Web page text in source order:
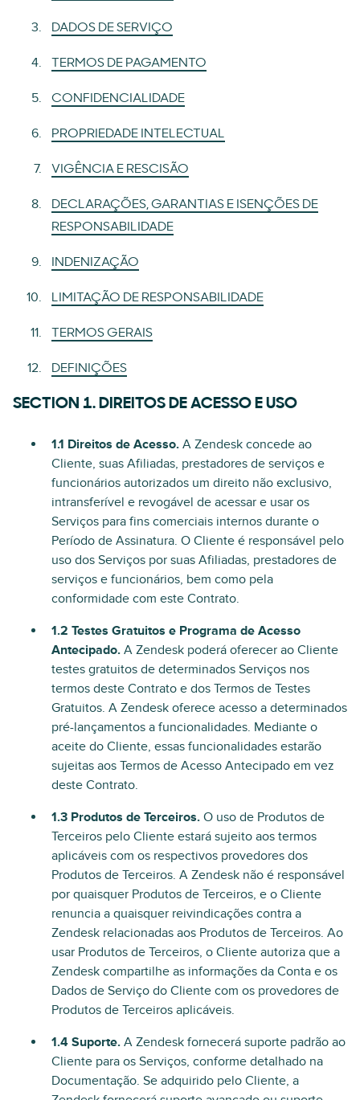
DADOS DE SERVIÇO
TERMOS DE PAGAMENTO
CONFIDENCIALIDADE
PROPRIEDADE INTELECTUAL
VIGÊNCIA E RESCISÃO
DECLARAÇÕES, GARANTIAS E ISENÇÕES DE
RESPONSABILIDADE
INDENIZAÇÃO
LIMITAÇÃO DE RESPONSABILIDADE
TERMOS GERAIS
DEFINIÇÕES
SECTION 1. DIREITOS DE ACESSO E USO
1.1 Direitos de Acesso. A Zendesk concede ao
Cliente, suas Afiliadas, prestadores de serviços e
funcionários autorizados um direito não exclusivo,
intransferível e revogável de acessar e usar os
Serviços para fins comerciais internos durante o
Período de Assinatura. O Cliente é responsável pelo
uso dos Serviços por suas Afiliadas, prestadores de
serviços e funcionários, bem como pela
conformidade com este Contrato.
1.2 Testes Gratuitos e Programa de Acesso
Antecipado. A Zendesk poderá oferecer ao Cliente
testes gratuitos de determinados Serviços nos
termos deste Contrato e dos Termos de Testes
Gratuitos. A Zendesk oferece acesso a determinados
pré-lançamentos a funcionalidades. Mediante o
aceite do Cliente, essas funcionalidades estarão
sujeitas aos Termos de Acesso Antecipado em vez
deste Contrato.
1.3 Produtos de Terceiros. O uso de Produtos de
Terceiros pelo Cliente estará sujeito aos termos
aplicáveis com os respectivos provedores dos
Produtos de Terceiros. A Zendesk não é responsável
por quaisquer Produtos de Terceiros, e o Cliente
renuncia a quaisquer reivindicações contra a
Zendesk relacionadas aos Produtos de Terceiros. Ao
usar Produtos de Terceiros, o Cliente autoriza que a
Zendesk compartilhe as informações da Conta e os
Dados de Serviço do Cliente com os provedores de
Produtos de Terceiros aplicáveis.
1.4 Suporte. A Zendesk fornecerá suporte padrão ao
Cliente para os Serviços, conforme detalhado na
Documentação. Se adquirido pelo Cliente, a